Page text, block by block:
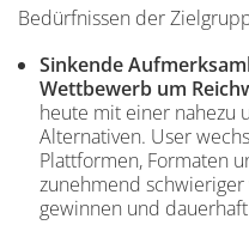
Bedürfnissen der
Sinkende
Wettbewerb um
heute mit einer nahezu
Alternativen. User
Plattformen, Formaten
zunehmend
gewinnen und